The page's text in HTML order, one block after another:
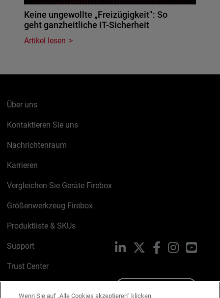
Keine ungewollte „Freizügigkeit": So
geht ganzheitliche IT-Sicherheit
Artikel lesen
Über uns
Kontaktieren Sie uns
Nachrichtenraum
Karrieren
Vergleichen Sie Geräte Firebox
Größenwerkzeug Firebox
Produktliste & SKUs
Support
Trust Center
LinkedIn FacebookInstagram
Wenn Sie auf „Alle Cookies akzeptieren“ klicken,